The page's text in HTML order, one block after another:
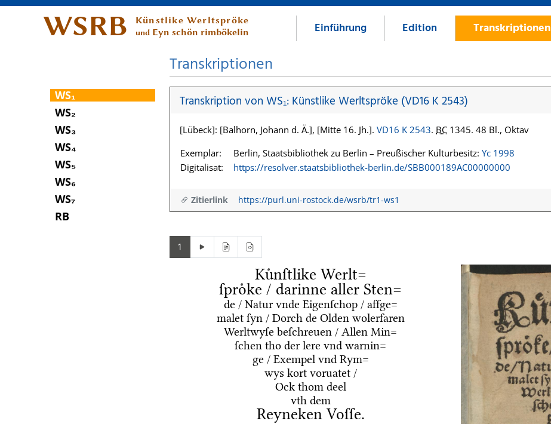
WSRB Künstlike Werltspröke
und Eyn schön rimbökelin Einführung Edition Transkriptionen
WS₁
WS₂
WS₃
WS₄
WS₅
WS₆
WS₇
RB
Transkriptionen
Transkription von WS₁: Künstlike Werltspröke (VD16 K 2543)
[Lübeck]: [Balhorn, Johann d. Ä.], [Mitte 16. Jh.]. VD16 K 2543. BC 1345. 48 Bl., Oktav
Exemplar:
Berlin, Staatsbibliothek zu Berlin – Preußischer Kulturbesitz: Yc 1998
Digitalisat:
https://resolver.staatsbibliothek-berlin.de/SBB000189AC00000000
Zitierlink https://purl.uni-rostock.de/wsrb/tr1-ws1
1
Kuͤnſtlike Werlt=
ſproͤke / darinne aller Sten=
de / Natur vnde Eigenſchop / affge=
malet ſyn / Dorch de Olden wolerfaren
Werltwyſe beſchreuen / Allen Min=
ſchen tho der lere vnd warnin=
ge / Exempel vnd Rym=
wys kort voruatet /
Ock thom deel
vth dem
Reyneken Voſſe.